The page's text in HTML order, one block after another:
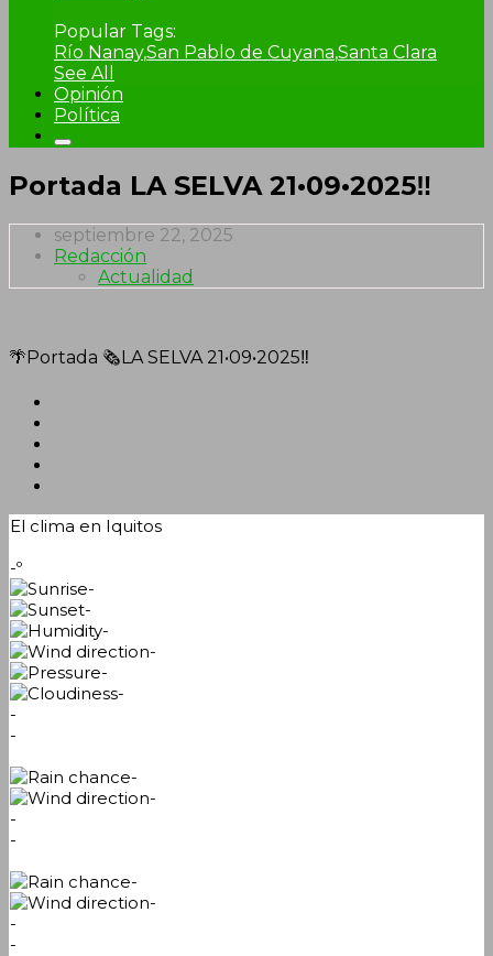
Popular Tags:
Río Nanay,San Pablo de Cuyana,Santa Clara
See All
Opinión
Política
Portada LA SELVA 21•09•2025‼
septiembre 22, 2025
Redacción
Actualidad
🌴Portada 🗞LA SELVA 21•09•2025‼️
El clima en Iquitos
-º
-
-
-
-
-
-
-
-
-
-
-
-
-
-
-
-